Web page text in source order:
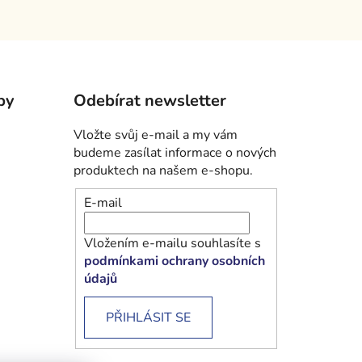
Odebírat newsletter
Vložte svůj e-mail a my vám
budeme zasílat informace o nových
produktech na našem e-shopu.
E-mail
Vložením e-mailu souhlasíte s
podmínkami ochrany osobních
údajů
PŘIHLÁSIT SE